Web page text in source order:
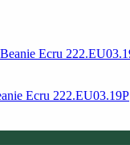
Ecru 222.EU03.19P